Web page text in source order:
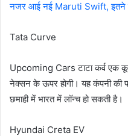
नजर आई नई Maruti Swift, इतने
Tata Curve
Upcoming Cars टाटा कर्व एक
नेक्सन के ऊपर होगी। यह कंपनी की
छमाही में भारत में लॉन्च हो सकती है।
Hyundai Creta EV